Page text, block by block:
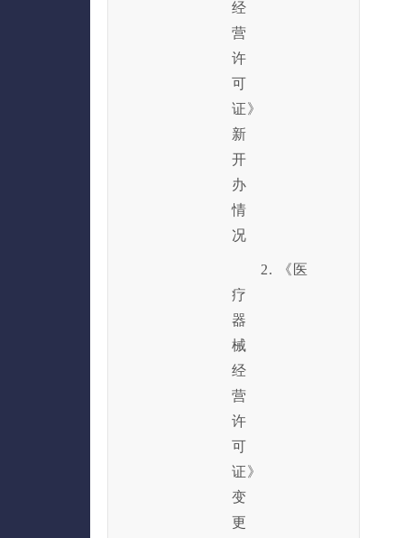
经
营
许
可
证》
新
开
办
情
况
2. 《医
疗
器
械
经
营
许
可
证》
变
更